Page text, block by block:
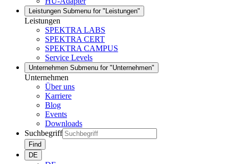
Leistungen Submenu for "Leistungen"
Leistungen
SPEKTRA LABS
SPEKTRA CERT
SPEKTRA CAMPUS
Service Levels
Unternehmen Submenu for "Unternehmen"
Unternehmen
Über uns
Karriere
Blog
Events
Downloads
Suchbegriff
Find
DE